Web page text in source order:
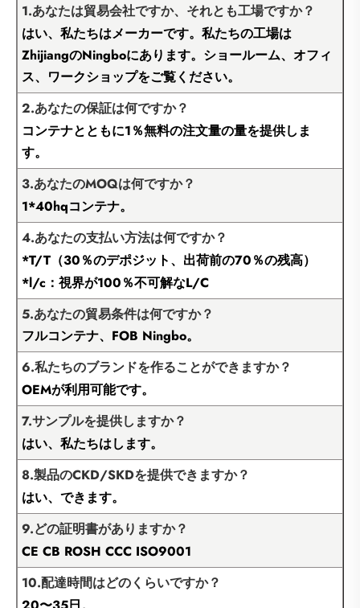
1.あなたは貿易会社ですか、それとも工場ですか？
はい、私たちはメーカーです。私たちの工場は
ZhijiangのNingboにあります。ショールーム、オフィ
ス、ワークショップをご覧ください。
2.あなたの保証は何ですか？
コンテナとともに1％無料の注文量の量を提供しま
す。
3.あなたのMOQは何ですか？
1*40hqコンテナ。
4.あなたの支払い方法は何ですか？
*T/T（30％のデポジット、出荷前の70％の残高）
*l/c：視界が100％不可解なL/C
5.あなたの貿易条件は何ですか？
フルコンテナ、FOB Ningbo。
6.私たちのブランドを作ることができますか？
OEMが利用可能です。
7.サンプルを提供しますか？
はい、私たちはします。
8.製品のCKD/SKDを提供できますか？
はい、できます。
9.どの証明書がありますか？
CE CB ROSH CCC ISO9001
10.配達時間はどのくらいですか？